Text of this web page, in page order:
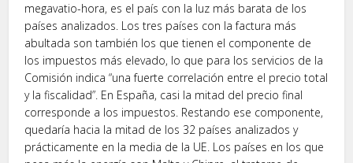
megavatio-hora, es el país con la luz más barata de los
países analizados. Los tres países con la factura más
abultada son también los que tienen el componente de
los impuestos más elevado, lo que para los servicios de la
Comisión indica “una fuerte correlación entre el precio total
y la fiscalidad”. En España, casi la mitad del precio final
corresponde a los impuestos. Restando ese componente,
quedaría hacia la mitad de los 32 países analizados y
prácticamente en la media de la UE. Los países en los que